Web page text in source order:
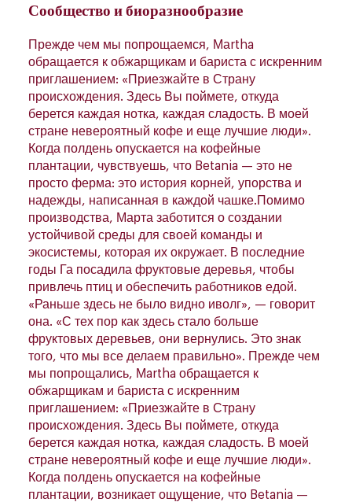
Сообщество и биоразнообразие
Прежде чем мы попрощаемся, Маrtha
обращается к обжарщикам и бариста с искренним
приглашением: «Приезжайте в Страну
происхождения. Здесь Вы поймете, откуда
берется каждая нотка, каждая сладость. В моей
стране невероятный кофе и еще лучшие люди».
Когда полдень опускается на кофейные
плантации, чувствуешь, что Betania — это не
просто ферма: это история корней, упорства и
надежды, написанная в каждой чашке.Помимо
производства, Марта заботится о создании
устойчивой среды для своей команды и
экосистемы, которая их окружает. В последние
годы Га посадила фруктовые деревья, чтобы
привлечь птиц и обеспечить работников едой.
«Раньше здесь не было видно иволг», — говорит
она. «С тех пор как здесь стало больше
фруктовых деревьев, они вернулись. Это знак
того, что мы все делаем правильно». Прежде чем
мы попрощались, Мartha обращается к
обжарщикам и бариста с искренним
приглашением: «Приезжайте в Страну
происхождения. Здесь Вы поймете, откуда
берется каждая нотка, каждая сладость. В моей
стране невероятный кофе и еще лучшие люди».
Когда полдень опускается на кофейные
плантации, возникает ощущение, что Betania —